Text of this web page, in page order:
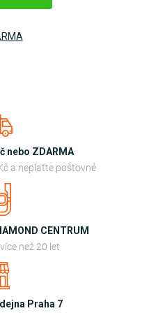
nebo ZDARMA
a neplaťte poštovné
CENTRUM
než 20 let
Praha 7